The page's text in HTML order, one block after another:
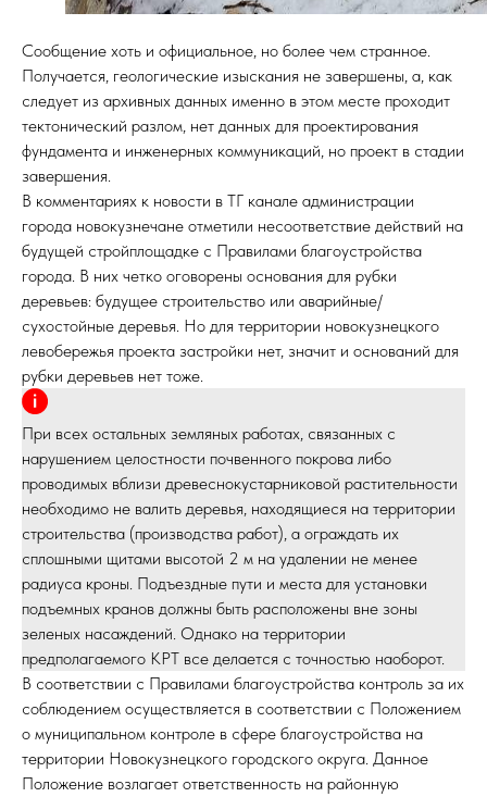
Сообщение хоть и официальное, но более чем странное.
Получается, геологические изыскания не завершены, а, как
следует из архивных данных именно в этом месте проходит
тектонический разлом, нет данных для проектирования
фундамента и инженерных коммуникаций, но проект в стадии
завершения.
В комментариях к новости в ТГ канале администрации
города новокузнечане отметили несоответствие действий на
будущей стройплощадке с Правилами благоустройства
города. В них четко оговорены основания для рубки
деревьев: будущее строительство или аварийные/
сухостойные деревья. Но для территории новокузнецкого
левобережья проекта застройки нет, значит и оснований для
рубки деревьев нет тоже.
При всех остальных земляных работах, связанных с
нарушением целостности почвенного покрова либо
проводимых вблизи древеснокустарниковой растительности
необходимо не валить деревья, находящиеся на территории
строительства (производства работ), а ограждать их
сплошными щитами высотой 2 м на удалении не менее
радиуса кроны. Подъездные пути и места для установки
подъемных кранов должны быть расположены вне зоны
зеленых насаждений. Однако на территории
предполагаемого КРТ все делается с точностью наоборот.
В соответствии с Правилами благоустройства контроль за их
соблюдением осуществляется в соответствии с Положением
о муниципальном контроле в сфере благоустройства на
территории Новокузнецкого городского округа. Данное
Положение возлагает ответственность на районную